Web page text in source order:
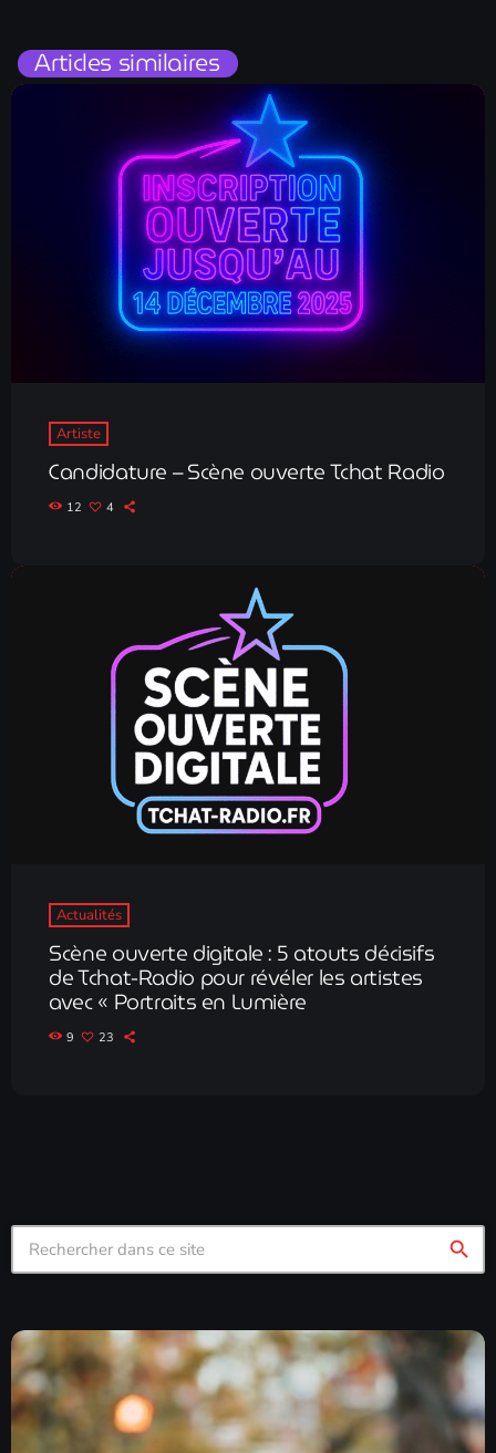
Articles similaires
Artiste
Candidature – Scène ouverte Tchat Radio
12 4
Actualités
Scène ouverte digitale : 5 atouts décisifs
de Tchat-Radio pour révéler les artistes
avec « Portraits en Lumière
9 23
search